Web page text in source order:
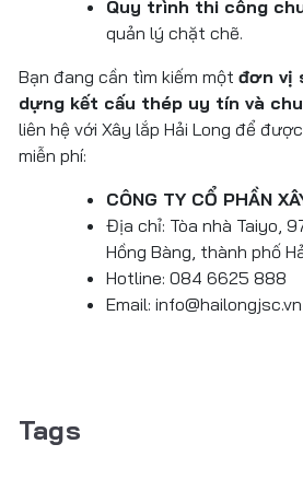
Quy trình thi công
quản lý chặt chẽ.
Bạn đang cần tìm kiếm một đơn vị
dựng kết cấu thép uy tín và
liên hệ với Xây lắp Hải Long để
miễn phí:
CÔNG TY CỔ PHẦN
Địa chỉ: Tòa nhà Taiyo,
Hồng Bàng, thành phố
Hotline: 084 6625 888
Email: info@hailongjsc.vn
Tags